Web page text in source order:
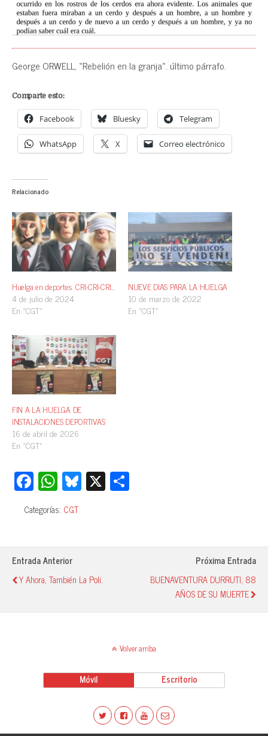
George ORWELL, «Rebelión en la granja». último párrafo.
Comparte esto:
Facebook Bluesky Telegram
WhatsApp X Correo electrónico
Relacionado
Huelga en deportes. CRI-CRI-CRI…
4 de julio de 2024
En «CGT»
NUEVE DIAS PARA LA HUELGA
10 de marzo de 2022
En «CGT»
FIN A LA HUELGA DE
INSTALACIONES DEPORTIVAS
16 de abril de 2026
En «CGT»
Fa
ce
bo
ok
W
ha
ts
A
pp
Bl
ue
y
X
pa
Categorías: CGT
Entrada Anterior
Y Ahora, También La Poli.
Próxima Entrada
BUENAVENTURA DURRUTI, 88
AÑOS DE SU MUERTE
Volver arriba
Móvil Escritorio